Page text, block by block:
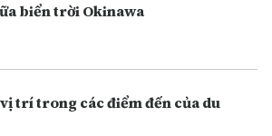
biển trời Okinawa
trí trong các điểm đến của du